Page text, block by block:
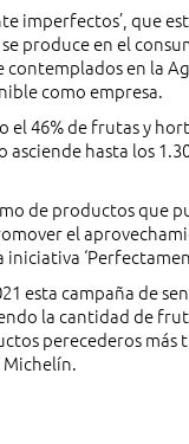
imperfectos’, que
produce en el
en la
como empresa.
el 46% de frutas y
hasta los
de productos que
el
esta campaña de
la cantidad de
perecederos más